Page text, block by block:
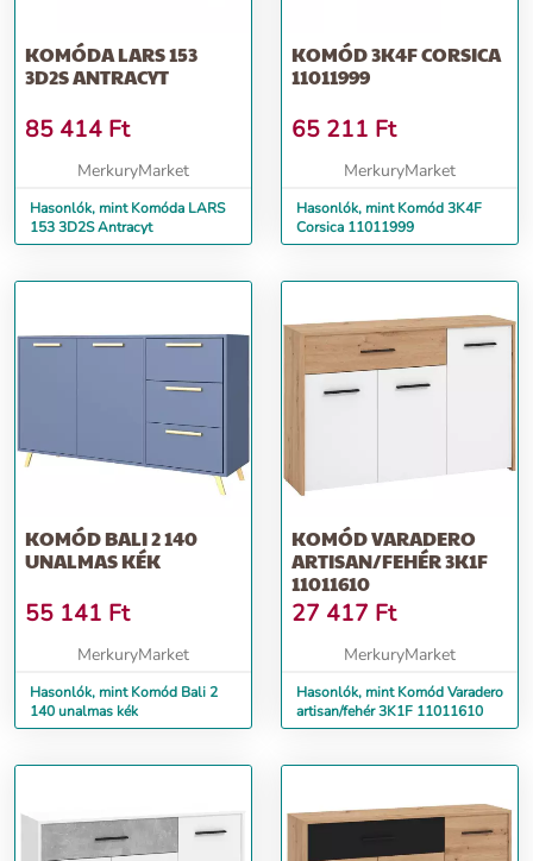
KOMÓDA LARS 153
3D2S ANTRACYT
85 414 Ft
MerkuryMarket
Hasonlók, mint Komóda LARS
153 3D2S Antracyt
KOMÓD 3K4F CORSICA
11011999
65 211 Ft
MerkuryMarket
Hasonlók, mint Komód 3K4F
Corsica 11011999
KOMÓD BALI 2 140
UNALMAS KÉK
55 141 Ft
MerkuryMarket
Hasonlók, mint Komód Bali 2
140 unalmas kék
KOMÓD VARADERO
ARTISAN/FEHÉR 3K1F
11011610
27 417 Ft
MerkuryMarket
Hasonlók, mint Komód Varadero
artisan/fehér 3K1F 11011610